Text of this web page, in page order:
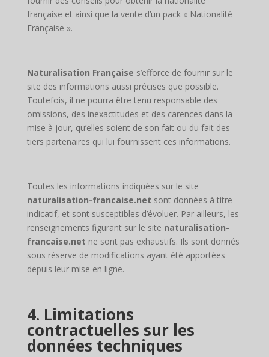
française et ainsi que la vente d’un pack « Nationalité
Française ».
Naturalisation Française s’efforce de fournir sur le
site des informations aussi précises que possible.
Toutefois, il ne pourra être tenu responsable des
omissions, des inexactitudes et des carences dans la
mise à jour, qu’elles soient de son fait ou du fait des
tiers partenaires qui lui fournissent ces informations.
Toutes les informations indiquées sur le site
naturalisation-francaise.net sont données à titre
indicatif, et sont susceptibles d’évoluer. Par ailleurs, les
renseignements figurant sur le site naturalisation-
francaise.net ne sont pas exhaustifs. Ils sont donnés
sous réserve de modifications ayant été apportées
depuis leur mise en ligne.
4. Limitations
contractuelles sur les
données techniques